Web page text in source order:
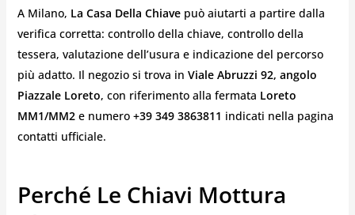
A Milano, La Casa Della Chiavepuò aiutarti a partire dalla
verifica corretta: controllo della chiave, controllo della
tessera, valutazione dell’usura e indicazione del percorso
più adatto. Il negozio si trova in Viale Abruzzi 92, angolo
Piazzale Loreto, con riferimento alla fermata Loreto
MM1/MM2e numero +39 349 3863811 indicati nella pagina
contatti ufficiale.
Perché Le Chiavi Mottura